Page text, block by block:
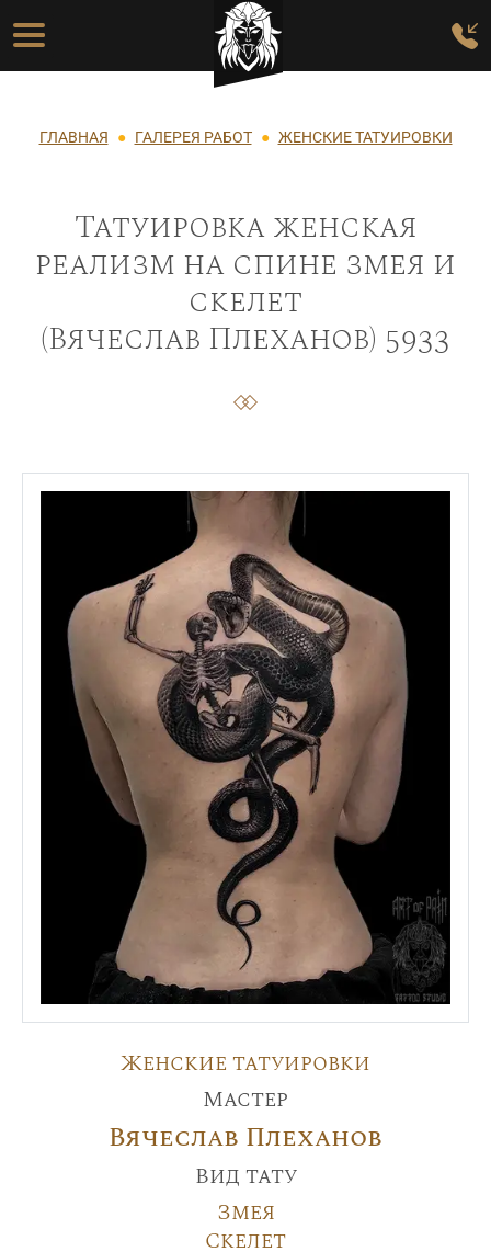
Перейти к основному содержанию
Основная навигация
Строка навигации
ГЛАВНАЯ ГАЛЕРЕЯ РАБОТ ЖЕНСКИЕ ТАТУИРОВКИ
Татуировка женская
реализм на спине змея и
скелет
(Вячеслав Плеханов) 5933
Женские татуировки
Мастер
Вячеслав Плеханов
Вид тату
Змея
Скелет